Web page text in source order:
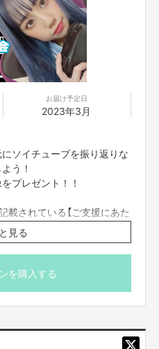
お届け予定日
2023年3月
ソイチューブを振り返りな
う！
プレゼント！！
されている【ご支援にあた
読ください。
見る
を購入する